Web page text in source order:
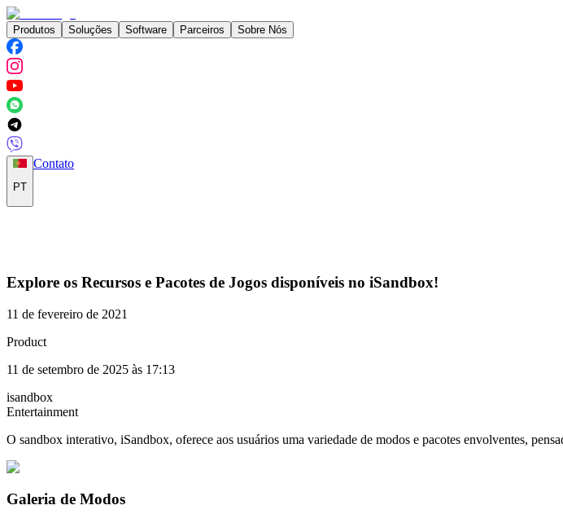
Produtos Soluções Software Parceiros Sobre Nós
PT
Contato
Explore os Recursos e Pacotes de Jogos disponíveis no iSandbox!
11 de fevereiro de 2021
Product
11 de setembro de 2025 às 17:13
isandbox
Entertainment
O sandbox interativo, iSandbox, oferece aos usuários uma variedade de modos e pacotes envolventes,
Galeria de Modos